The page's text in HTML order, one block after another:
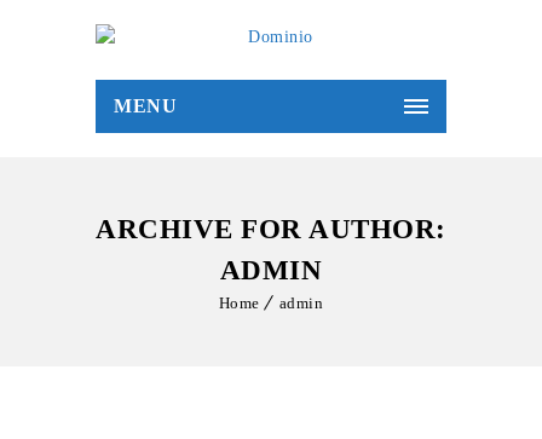
MENU
ARCHIVE FOR AUTHOR:
ADMIN
Home admin